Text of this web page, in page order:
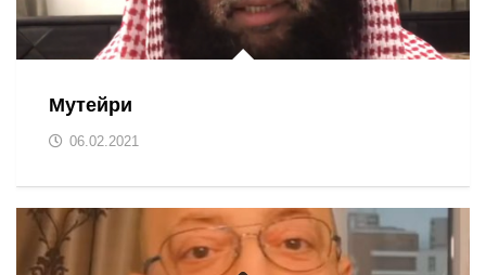
Мутейри
06.02.2021